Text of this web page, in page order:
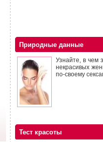
Природные данные
Узнайте, в чем
некрасивых
по-своему
Тест красоты